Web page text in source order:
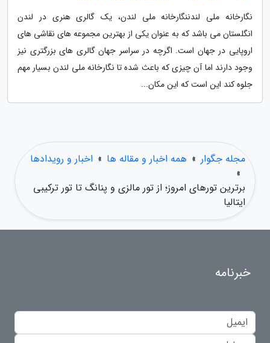
نگارخانه ملی لندننگارخانه ملی لندن، یک گالری هنری در لندن
انگلستان می باشد که به عنوان یکی از بهترین مجموعه های نقاشی های
اروپایی در جهان است. اگرچه در سراسر جهان گالری های بزرگتری نیز
وجود دارند اما آن چیزی که باعث شده تا نگارخانه ملی لندن بسیار مهم
جلوه کند این است که این مکان...
مجله جگوار » همه اخبار و مقاله ها » اخبار و رویدادها
»
برترین تورهای امروز؛ از تور مالزی و پنانگ تا تور ترکیبی
ایتالیا
خبرنامه